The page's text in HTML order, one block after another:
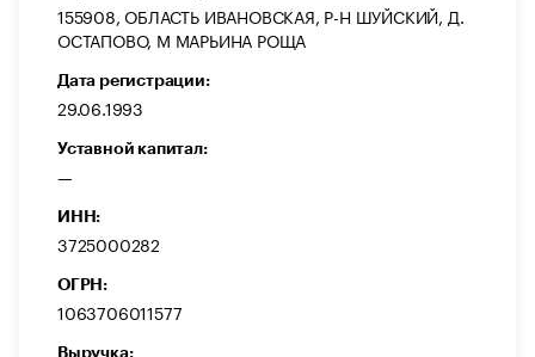
155908, ОБЛАСТЬ ИВАНОВСКАЯ, Р-Н ШУЙСКИЙ, Д.
ОСТАПОВО, М МАРЬИНА РОЩА
Дата регистрации:
29.06.1993
Уставной капитал:
—
ИНН:
3725000282
ОГРН:
1063706011577
Выручка: